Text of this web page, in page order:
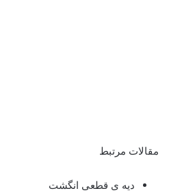
مقالات مرتبط
دیه ی قطعی انگشت